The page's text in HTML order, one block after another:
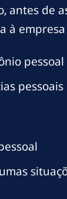
antes de
à
pessoal